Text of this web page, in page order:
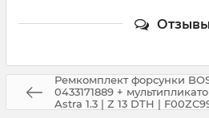
Отзывы
Ремкомплект форсунки
0433171889 +
Astra 1.3 | Z 13 DTH |